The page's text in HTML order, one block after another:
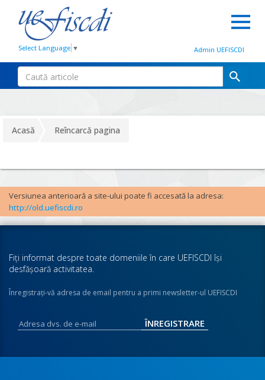
Select Language ▼ Admin UEFISCDI
Acasă Reîncarcă pagina
Versiunea anterioară a site-ului poate fi accesată la adresa:
http://old.uefiscdi.ro
Fiţi informat despre toate domeniile în care UEFISCDI îşi
desfăşoară activitatea.
Înregistraţi-vă adresa de email pentru a primi newsletter-ul UEFISCDI